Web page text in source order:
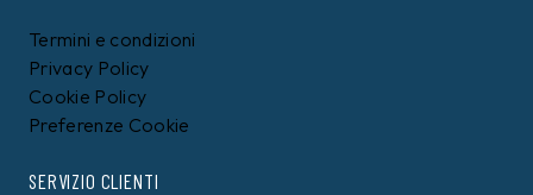
Termini e condizioni
Privacy Policy
Cookie Policy
Preferenze Cookie
SERVIZIO CLIENTI